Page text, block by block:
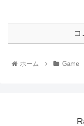
コ
ホーム Game